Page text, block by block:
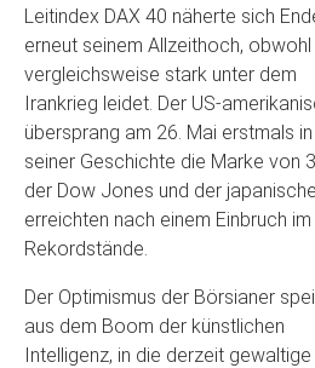
Leitindex DAX 40 näherte sich
erneut seinem Allzeithoch,
vergleichsweise stark unter dem
Irankrieg leidet. Der US-
übersprang am 26. Mai erstmals in
seiner Geschichte die Marke von
der Dow Jones und der
erreichten nach einem Einbruch
Rekordstände.
Der Optimismus der Börsianer
aus dem Boom der künstlichen
Intelligenz, in die derzeit